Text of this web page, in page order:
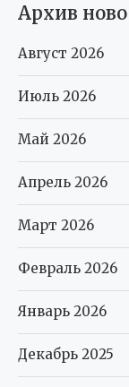
Архив
Август 2026
Июль 2026
Май 2026
Апрель 2026
Март 2026
Февраль 2026
Январь 2026
Декабрь 2025